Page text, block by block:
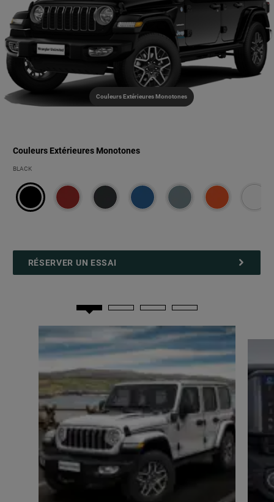
Couleurs Extérieures Monotones
Couleurs
monotones
BLACK
Couleurs Extérieures Monotones
RÉSERVER UN ESSAI